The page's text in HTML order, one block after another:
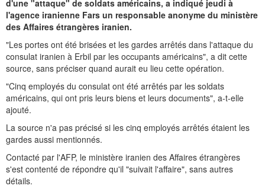
d'une "attaque" de soldats américains, a indiqué jeudi à
l'agence iranienne Fars un responsable anonyme du ministère
des Affaires étrangères iranien.
"Les portes ont été brisées et les gardes arrêtés dans l'attaque du
consulat iranien à Erbil par les occupants américains", a dit cette
source, sans préciser quand aurait eu lieu cette opération.
"Cinq employés du consulat ont été arrêtés par les soldats
américains, qui ont pris leurs biens et leurs documents", a-t-elle
ajouté.
La source n'a pas précisé si les cinq employés arrêtés étaient les
gardes aussi mentionnés.
Contacté par l'AFP, le ministère iranien des Affaires étrangères
s'est contenté de répondre qu'il "suivait l'affaire", sans autres
détails.